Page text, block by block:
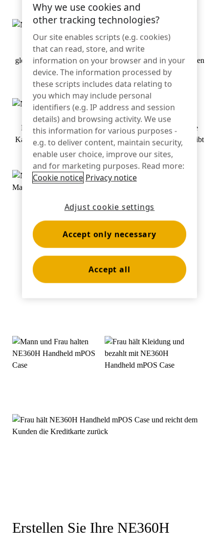
Gastgewerbe und Restaurants
Fixture Builders
Bankwesen
Bildung
Tablet-Ständer
Magnetkontakte sorgen dafür, dass Koffer und Geräte
gleichzeitig und genau nach ihren Spezifikationen aufgeladen
werden
Das Zahlungsgerät lässt sich nach unten schieben, um die
Kamera freizulegen, während die Verbindung bestehen bleibt
Erstellen Sie Ihre NE360H
Why we use cookies and
other tracking technologies?
Our site enables scripts (e.g. cookies)
that can read, store, and write
information on your browser and in your
device. The information processed by
these scripts includes data relating to
you which may include personal
identifiers (e.g. IP address and session
details) and browsing activity. We use
this information for various purposes -
e.g. to deliver content, maintain security,
enable user choice, improve our sites,
and for marketing purposes. Read more:
Cookie notice Privacy notice
Adjust cookie settings
Accept only necessary
Accept all